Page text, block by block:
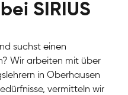
SIRIUS
suchst einen
Wir arbeiten mit über
in Oberhausen
vermitteln wir